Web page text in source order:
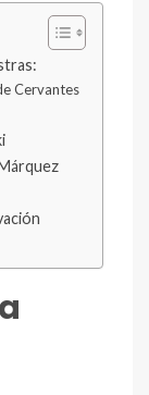
Cervantes